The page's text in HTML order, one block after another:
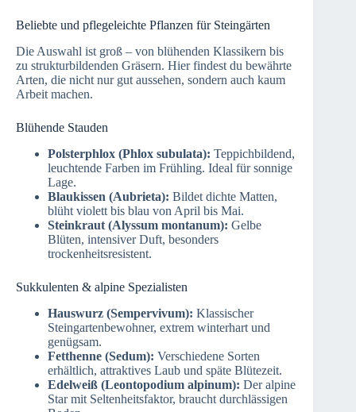
Beliebte und pflegeleichte Pflanzen für Steingärten
Die Auswahl ist groß – von blühenden Klassikern bis
zu strukturbildenden Gräsern. Hier findest du bewährte
Arten, die nicht nur gut aussehen, sondern auch kaum
Arbeit machen.
Blühende Stauden
Polsterphlox (Phlox subulata): Teppichbildend,
leuchtende Farben im Frühling. Ideal für sonnige
Lage.
Blaukissen (Aubrieta): Bildet dichte Matten,
blüht violett bis blau von April bis Mai.
Steinkraut (Alyssum montanum): Gelbe
Blüten, intensiver Duft, besonders
trockenheitsresistent.
Sukkulenten & alpine Spezialisten
Hauswurz (Sempervivum): Klassischer
Steingartenbewohner, extrem winterhart und
genügsam.
Fetthenne (Sedum): Verschiedene Sorten
erhältlich, attraktives Laub und späte Blütezeit.
Edelweiß (Leontopodium alpinum): Der alpine
Star mit Seltenheitsfaktor, braucht durchlässigen